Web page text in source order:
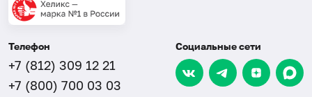
Телефон
+7 (812) 309 12 21
+7 (800) 700 03 03
Социальные сети